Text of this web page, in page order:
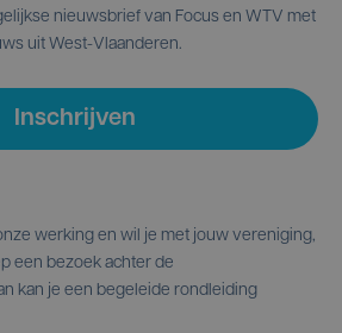
nieuwsbrief van Focus en WTV met
uit West-Vlaanderen.
Inschrijven
werking en wil je met jouw vereniging,
een bezoek achter de
kan je een begeleide rondleiding